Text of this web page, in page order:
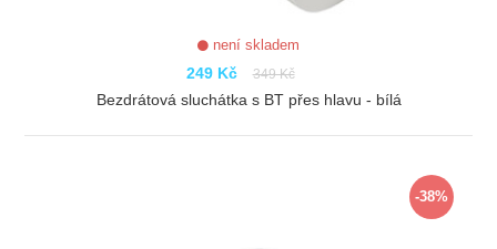
není skladem
249 Kč 349 Kč
Bezdrátová sluchátka s BT přes hlavu - bílá
-38%